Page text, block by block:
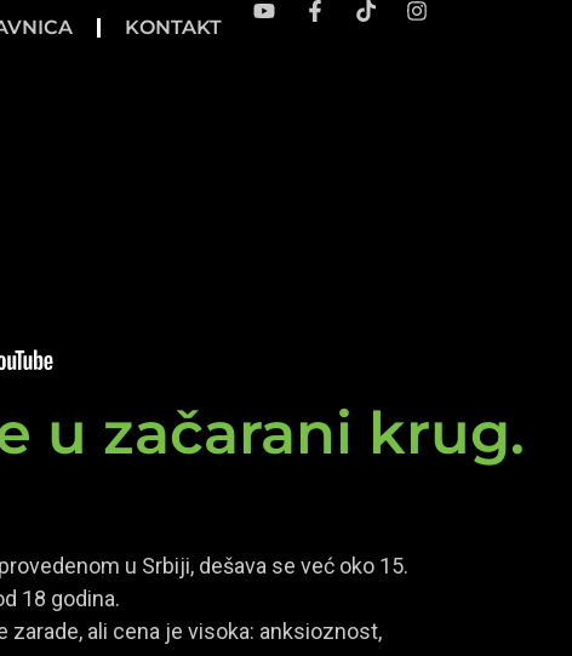
KONTAKT
u začarani krug.
u Srbiji, dešava se već oko 15.
18 godina.
ali cena je visoka: anksioznost,